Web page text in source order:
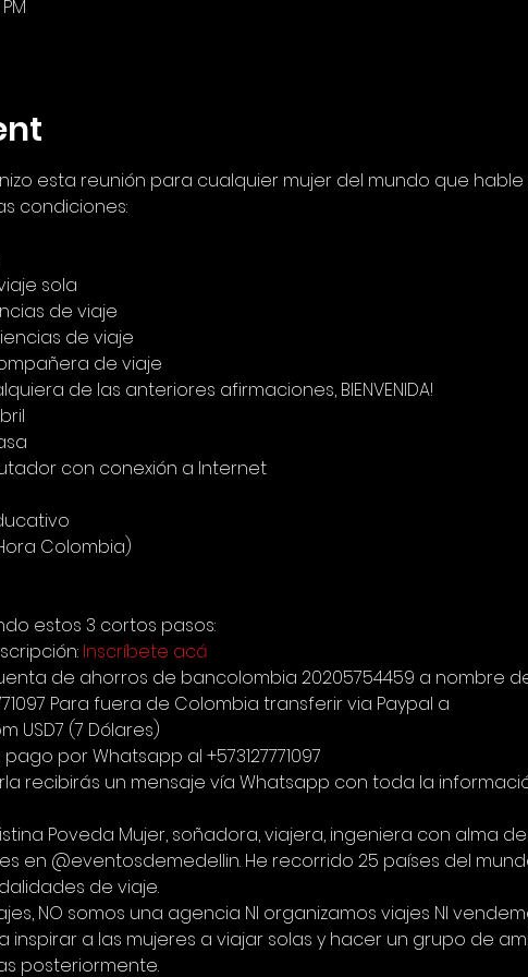
esta reunión para cualquier mujer del mundo que
condiciones:
sola
de viaje
de viaje
de viaje
de las anteriores afirmaciones, BIENVENIDA!
con conexión a Internet
Colombia)
estos 3 cortos pasos:
Inscríbete acá
de ahorros de bancolombia 20205754459 a nombre
Para fuera de Colombia transferir via Paypal a
USD7 (7 Dólares)
por Whatsapp al +573127771097
recibirás un mensaje vía Whatsapp con toda la
Poveda Mujer, soñadora, viajera, ingeniera con alma
en @eventosdemedellin. He recorrido 25 países del
de viaje.
NO somos una agencia NI organizamos viajes NI
a las mujeres a viajar solas y hacer un grupo de
posteriormente.